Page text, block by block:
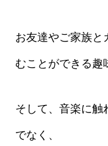
お友達やご家族と
むことができる趣
そして、音楽に触
でなく、